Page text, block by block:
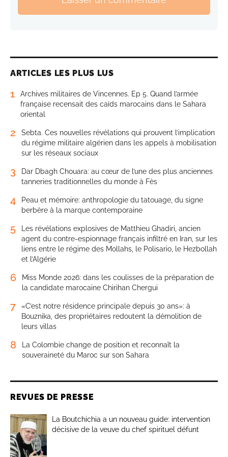
ARTICLES LES PLUS LUS
1
Archives militaires de Vincennes. Ep 5. Quand l’armée
française recensait des caïds marocains dans le Sahara
oriental
2
Sebta. Ces nouvelles révélations qui prouvent l’implication
du régime militaire algérien dans les appels à mobilisation
sur les réseaux sociaux
3
Dar Dbagh Chouara: au cœur de l’une des plus anciennes
tanneries traditionnelles du monde à Fès
4
Peau et mémoire: anthropologie du tatouage, du signe
berbère à la marque contemporaine
5
Les révélations explosives de Matthieu Ghadiri, ancien
agent du contre-espionnage français infiltré en Iran, sur les
liens entre le régime des Mollahs, le Polisario, le Hezbollah
et l’Algérie
6
Miss Monde 2026: dans les coulisses de la préparation de
la candidate marocaine Chirihan Chergui
7
«C’est notre résidence principale depuis 30 ans»: à
Bouznika, des propriétaires redoutent la démolition de
leurs villas
8
La Colombie change de position et reconnaît la
souveraineté du Maroc sur son Sahara
REVUES DE PRESSE
La Boutchichia a un nouveau guide: intervention
décisive de la veuve du chef spirituel défunt